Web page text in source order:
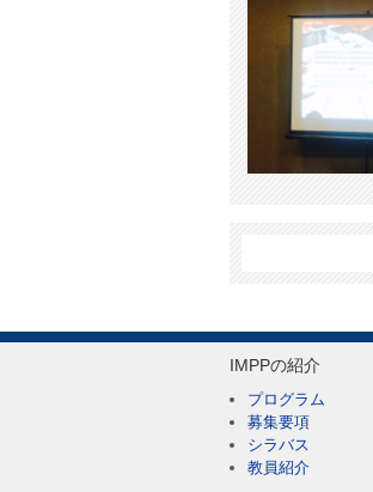
IMPPの紹介
プログラム
募集要項
シラバス
教員紹介